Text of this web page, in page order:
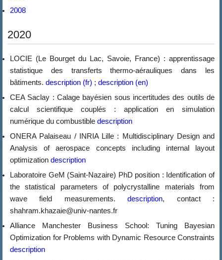
2008
2020
LOCIE (Le Bourget du Lac, Savoie, France) : apprentissage
statistique des transferts thermo-aérauliques dans les
bâtiments. description (fr) ; description (en)
CEA Saclay : Calage bayésien sous incertitudes des outils de
calcul scientifique couplés : application en simulation
numérique du combustible description
ONERA Palaiseau / INRIA Lille : Multidisciplinary Design and
Analysis of aerospace concepts including internal layout
optimization description
Laboratoire GeM (Saint-Nazaire) PhD position : Identification of
the statistical parameters of polycrystalline materials from
wave field measurements.description, contact :
shahram.khazaie@univ-nantes.fr
Alliance Manchester Business School: Tuning Bayesian
Optimization for Problems with Dynamic Resource Constraints
description